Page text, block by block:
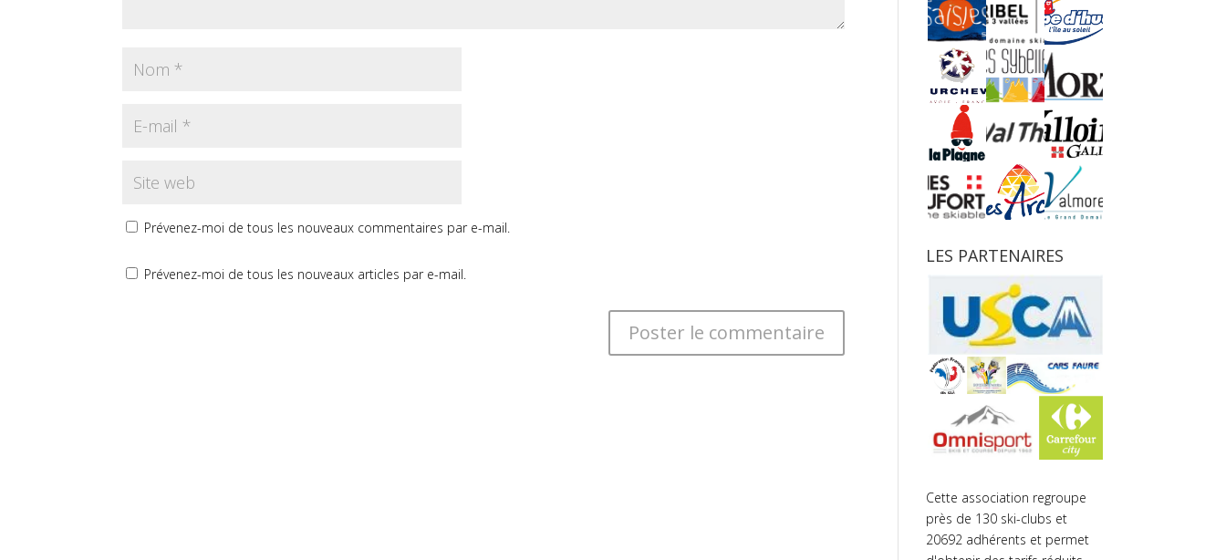
Prévenez-moi de tous les nouveaux commentaires par e-mail.
Prévenez-moi de tous les nouveaux articles par e-mail.
LES PARTENAIRES
Cette association regroupe
près de 130 ski-clubs et
20692 adhérents et permet